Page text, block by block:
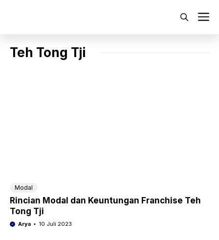
Teh Tong Tji
Modal
Rincian Modal dan Keuntungan Franchise Teh
Tong Tji
Arya 10 Juli 2023